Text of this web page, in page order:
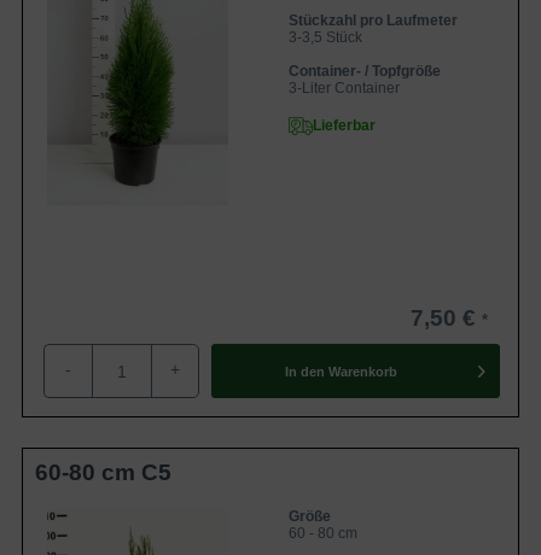
Stückzahl pro Laufmeter
3-3,5 Stück
Container- / Topfgröße
3-Liter Container
Lieferbar
7,50 €
- + In den Warenkorb
60-80 cm C5
Größe
60 - 80 cm